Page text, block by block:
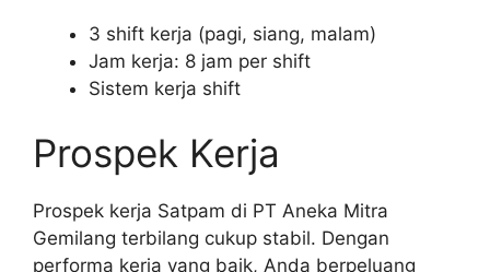
3 shift kerja (pagi, siang, malam)
Jam kerja: 8 jam per shift
Sistem kerja shift
Prospek Kerja
Prospek kerja Satpam di PT Aneka Mitra
Gemilang terbilang cukup stabil. Dengan
performa kerja yang baik, Anda berpeluang